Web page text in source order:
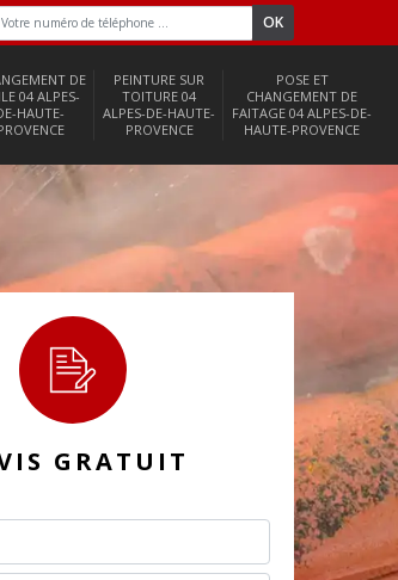
DE
04 ALPES-
HAUTE-
PEINTURE SUR
TOITURE 04
ALPES-DE-HAUTE-
PROVENCE
POSE ET
CHANGEMENT DE
FAITAGE 04 ALPES-DE-
HAUTE-PROVENCE
GRATUIT